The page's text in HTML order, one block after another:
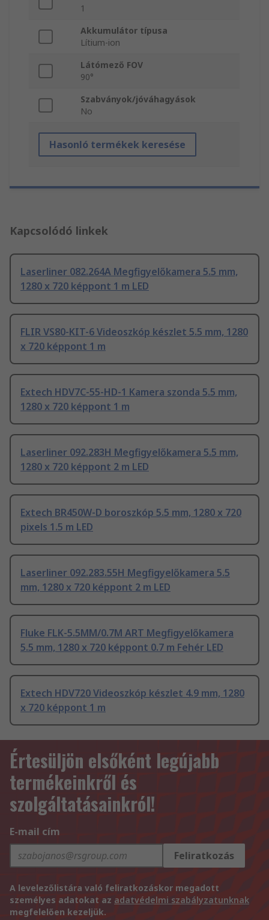
1
Akkumulátor típusa
Lítium-ion
Látómező FOV
90°
Szabványok/jóváhagyások
No
Hasonló termékek keresése
Kapcsolódó linkek
Laserliner 082.264A Megfigyelőkamera 5.5 mm,
1280 x 720 képpont 1 m LED
FLIR VS80-KIT-6 Videoszkóp készlet 5.5 mm, 1280
x 720 képpont 1 m
Extech HDV7C-55-HD-1 Kamera szonda 5.5 mm,
1280 x 720 képpont 1 m
Laserliner 092.283H Megfigyelőkamera 5.5 mm,
1280 x 720 képpont 2 m LED
Extech BR450W-D boroszkóp 5.5 mm, 1280 x 720
pixels 1.5 m LED
Laserliner 092.283.55H Megfigyelőkamera 5.5
mm, 1280 x 720 képpont 2 m LED
Fluke FLK-5.5MM/0.7M ART Megfigyelőkamera
5.5 mm, 1280 x 720 képpont 0.7 m Fehér LED
Extech HDV720 Videoszkóp készlet 4.9 mm, 1280
x 720 képpont 1 m
Értesüljön elsőként legújabb
termékeinkről és
szolgáltatásainkról!
E-mail cím
Feliratkozás
A levelezőlistára való feliratkozáskor megadott
személyes adatokat az adatvédelmi szabályzatunknak
megfelelően kezeljük.